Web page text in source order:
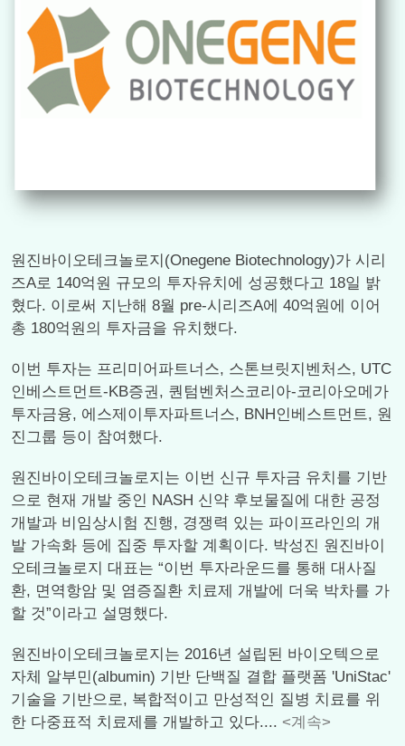
원진바이오테크놀로지(Onegene Biotechnology)가 시리
즈A로 140억원 규모의 투자유치에 성공했다고 18일 밝
혔다. 이로써 지난해 8월 pre-시리즈A에 40억원에 이어
총 180억원의 투자금을 유치했다.
이번 투자는 프리미어파트너스, 스톤브릿지벤처스, UTC
인베스트먼트-KB증권, 퀀텀벤처스코리아-코리아오메가
투자금융, 에스제이투자파트너스, BNH인베스트먼트, 원
진그룹 등이 참여했다.
원진바이오테크놀로지는 이번 신규 투자금 유치를 기반
으로 현재 개발 중인 NASH 신약 후보물질에 대한 공정
개발과 비임상시험 진행, 경쟁력 있는 파이프라인의 개
발 가속화 등에 집중 투자할 계획이다. 박성진 원진바이
오테크놀로지 대표는 “이번 투자라운드를 통해 대사질
환, 면역항암 및 염증질환 치료제 개발에 더욱 박차를 가
할 것”이라고 설명했다.
원진바이오테크놀로지는 2016년 설립된 바이오텍으로
자체 알부민(albumin) 기반 단백질 결합 플랫폼 'UniStac'
기술을 기반으로, 복합적이고 만성적인 질병 치료를 위
한 다중표적 치료제를 개발하고 있다.... <계속>